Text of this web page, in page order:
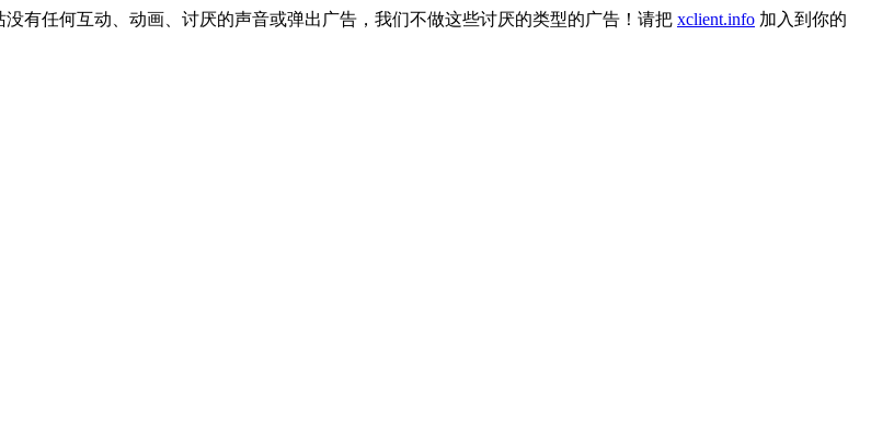
有任何互动、动画、讨厌的声音或弹出广告，我们不做这些讨厌的类型的广告！请把 xclient.info 加入到你的